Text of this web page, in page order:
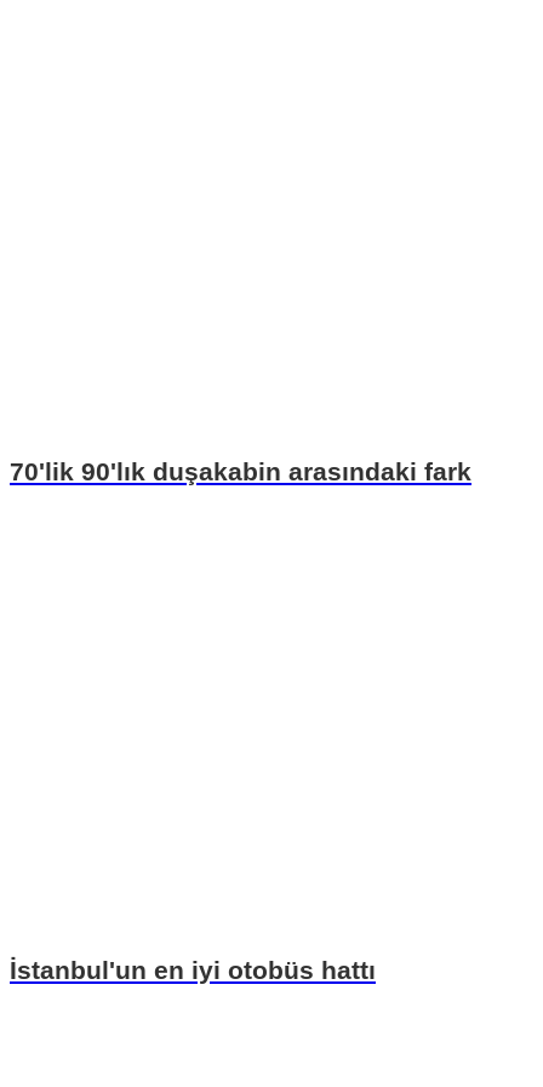
70'lik 90'lık duşakabin arasındaki fark
İstanbul'un en iyi otobüs hattı